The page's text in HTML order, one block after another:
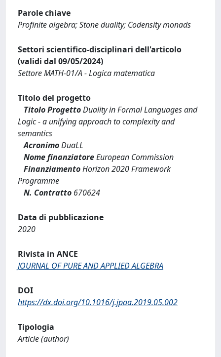
Parole chiave
Profinite algebra; Stone duality; Codensity monads
Settori scientifico-disciplinari dell'articolo
(validi dal 09/05/2024)
Settore MATH-01/A - Logica matematica
Titolo del progetto
Titolo ProgettoDuality in Formal Languages and
Logic - a unifying approach to complexity and
semantics
AcronimoDuaLL
Nome finanziatoreEuropean Commission
FinanziamentoHorizon 2020 Framework
Programme
N. Contratto 670624
Data di pubblicazione
2020
Rivista in ANCE
JOURNAL OF PURE AND APPLIED ALGEBRA
DOI
https://dx.doi.org/10.1016/j.jpaa.2019.05.002
Tipologia
Article (author)